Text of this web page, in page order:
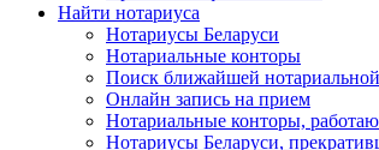
Найти нотариуса
Нотариусы Беларуси
Нотариальные конторы
Поиск ближайшей
Онлайн запись на прием
Нотариальные конторы,
Нотариусы Беларуси,